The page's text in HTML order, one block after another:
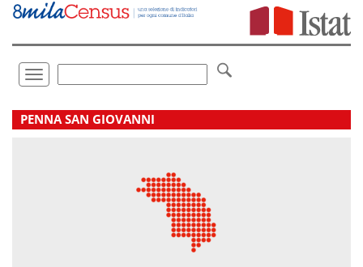
Vai
direttamente
Toggle
navigation
.
PENNA SAN GIOVANNI